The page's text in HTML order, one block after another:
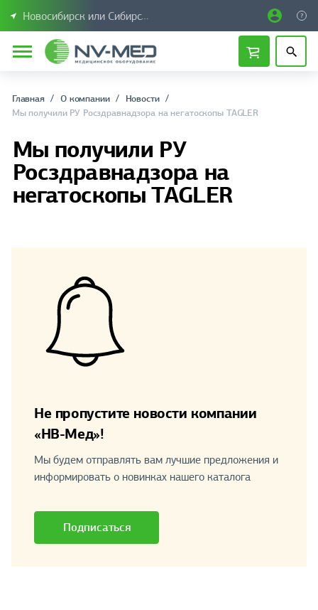
Новосибирск или Сибирский федеральный округ
Главная О компании
Новости
Мы получили РУ Росздравнадзора на негатоскопы TAGLER
Мы получили РУ
Росздравнадзора на
негатоскопы TAGLER
Не пропустите новости компании
«НВ-Мед»!
Мы будем отправлять вам лучшие предложения и
информировать о новинках нашего каталога
Подписаться